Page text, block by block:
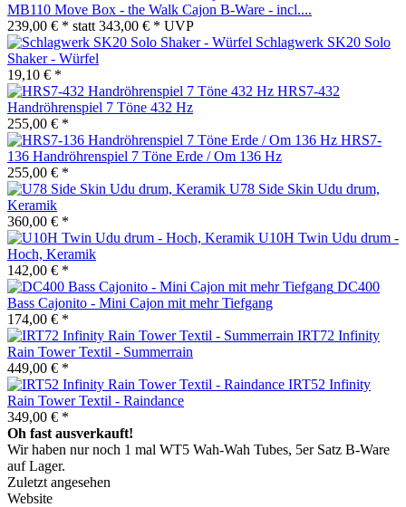
MB110 Move Box - the Walk Cajon B-Ware - incl....
239,00 € * statt 343,00 € * UVP
Schlagwerk SK20 Solo
Shaker - Würfel
19,10 € *
HRS7-432
Handröhrenspiel 7 Töne 432 Hz
255,00 € *
HRS7-
136 Handröhrenspiel 7 Töne Erde / Om 136 Hz
255,00 € *
U78 Side Skin Udu drum,
Keramik
360,00 € *
U10H Twin Udu drum -
Hoch, Keramik
142,00 € *
DC400
Bass Cajonito - Mini Cajon mit mehr Tiefgang
174,00 € *
IRT72 Infinity
Rain Tower Textil - Summerrain
449,00 € *
IRT52 Infinity
Rain Tower Textil - Raindance
349,00 € *
Oh fast ausverkauft!
Wir haben nur noch 1 mal WT5 Wah-Wah Tubes, 5er Satz B-Ware
auf Lager.
Zuletzt angesehen
Website